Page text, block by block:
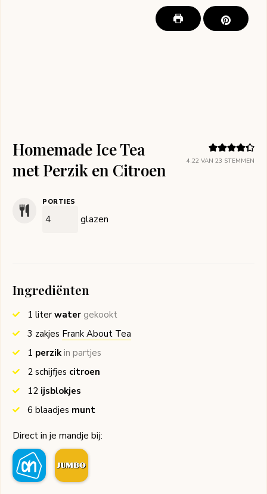
4.22 VAN 23 STEMMEN
Homemade Ice Tea
met Perzik en Citroen
PORTIES
glazen
Ingrediënten
1 liter water gekookt
3 zakjes Frank About Tea
1 perzik in partjes
2 schijfjes citroen
12 ijsblokjes
6 blaadjes munt
Direct in je mandje bij: